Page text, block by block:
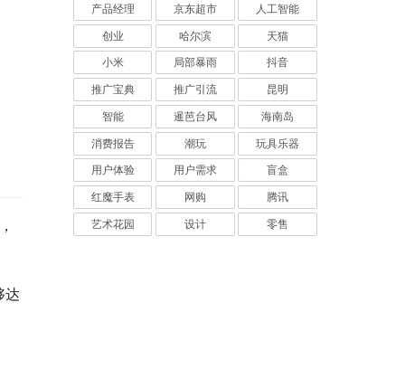
达
产品经理
京东超市
人工智能
创业
哈尔滨
天猫
小米
局部暴雨
抖音
推广宝典
推广引流
昆明
智能
暹芭台风
海南岛
消费报告
潮玩
玩具乐器
用户体验
用户需求
盲盒
红魔手表
网购
腾讯
艺术花园
设计 零售